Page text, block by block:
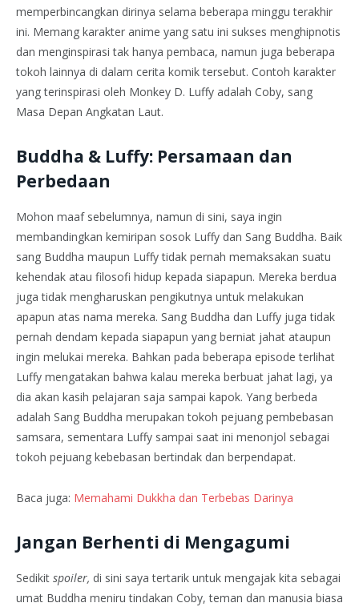
memperbincangkan dirinya selama beberapa minggu terakhir
ini. Memang karakter anime yang satu ini sukses menghipnotis
dan menginspirasi tak hanya pembaca, namun juga beberapa
tokoh lainnya di dalam cerita komik tersebut. Contoh karakter
yang terinspirasi oleh Monkey D. Luffy adalah Coby, sang
Masa Depan Angkatan Laut.
Buddha & Luffy: Persamaan dan
Perbedaan
Mohon maaf sebelumnya, namun di sini, saya ingin
membandingkan kemiripan sosok Luffy dan Sang Buddha. Baik
sang Buddha maupun Luffy tidak pernah memaksakan suatu
kehendak atau filosofi hidup kepada siapapun. Mereka berdua
juga tidak mengharuskan pengikutnya untuk melakukan
apapun atas nama mereka. Sang Buddha dan Luffy juga tidak
pernah dendam kepada siapapun yang berniat jahat ataupun
ingin melukai mereka. Bahkan pada beberapa episode terlihat
Luffy mengatakan bahwa kalau mereka berbuat jahat lagi, ya
dia akan kasih pelajaran saja sampai kapok. Yang berbeda
adalah Sang Buddha merupakan tokoh pejuang pembebasan
samsara, sementara Luffy sampai saat ini menonjol sebagai
tokoh pejuang kebebasan bertindak dan berpendapat.
Baca juga: Memahami Dukkha dan Terbebas Darinya
Jangan Berhenti di Mengagumi
Sedikit spoiler, di sini saya tertarik untuk mengajak kita sebagai
umat Buddha meniru tindakan Coby, teman dan manusia biasa